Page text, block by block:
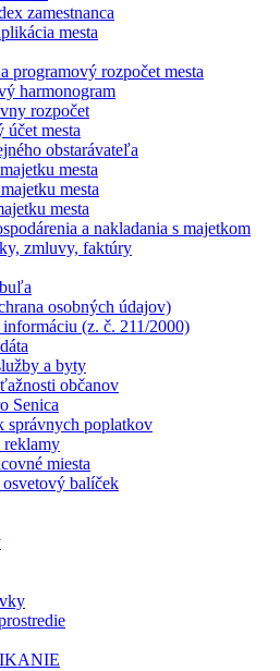
zamestnanca
mesta
programový rozpočet mesta
harmonogram
rozpočet
účet mesta
obstarávateľa
mesta
mesta
mesta
a nakladania s majetkom
zmluvy, faktúry
osobných údajov)
(z. č. 211/2000)
a byty
občanov
Senica
správnych poplatkov
reklamy
miesta
balíček